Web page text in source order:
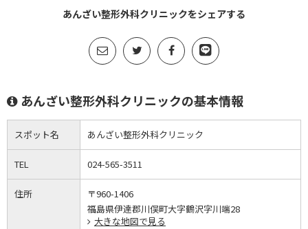
あんざい整形外科クリニックをシェアする
あんざい整形外科クリニックの基本情報
スポット名 あんざい整形外科クリニック
TEL 024-565-3511
住所
〒960-1406
福島県伊達郡川俣町大字鶴沢字川端28
大きな地図で見る